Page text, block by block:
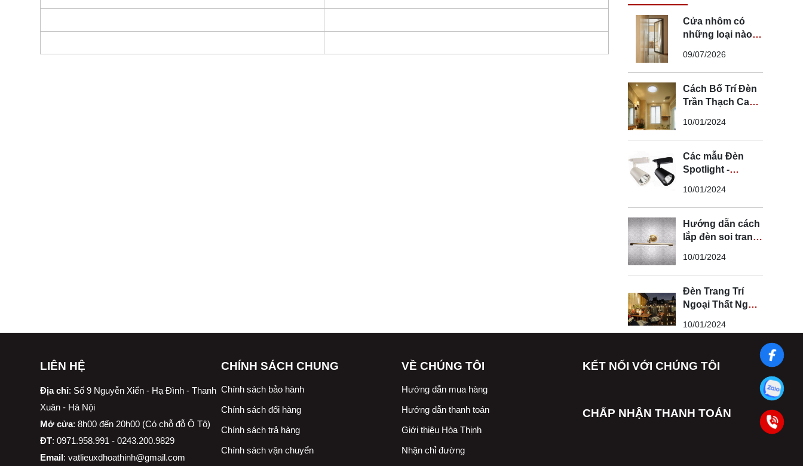
Cửa nhôm có
những loại nào?
nhôm phù hợp
09/07/2026
Cách Bố Trí Đèn
Trần Thạch Cao
Lắp Đèn Trần
Thạch Cao
10/01/2024
Các mẫu Đèn
Spotlight -
- Spotlight rọi ray
10/01/2024
Hướng dẫn cách
lắp đèn soi tranh
an toàn
10/01/2024
Đèn Trang Trí
Ngoại Thất Ngoài
Thất Trang Trí
10/01/2024
LIÊN HỆ
Địa chỉ: Số 9 Nguyễn Xiển - Hạ Đình - Thanh
Xuân - Hà Nội
Mở cửa: 8h00 đến 20h00 (Có chỗ đỗ Ô Tô)
ĐT: 0971.958.991 - 0243.200.9829
Email: vatlieuxdhoathinh@gmail.com
CHÍNH SÁCH CHUNG
Chính sách bảo hành
Chính sách đổi hàng
Chính sách trả hàng
Chính sách vận chuyển
VỀ CHÚNG TÔI
Hướng dẫn mua hàng
Hướng dẫn thanh toán
Giới thiệu Hòa Thịnh
Nhận chỉ đường
KẾT NỐI VỚI CHÚNG TÔI
CHẤP NHẬN THANH TOÁN